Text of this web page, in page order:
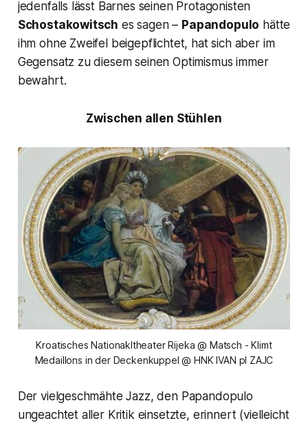
jedenfalls lässt Barnes seinen Protagonisten
Schostakowitsch es sagen – Papandopulo hätte
ihm ohne Zweifel beigepflichtet, hat sich aber im
Gegensatz zu diesem seinen Optimismus immer
bewahrt.
Zwischen allen Stühlen
Kroatisches Nationakltheater Rijeka @ Matsch - Klimt
Medaillons in der Deckenkuppel @ HNK IVAN pl ZAJC
Der vielgeschmähte Jazz, den Papandopulo
ungeachtet aller Kritik einsetzte, erinnert (vielleicht